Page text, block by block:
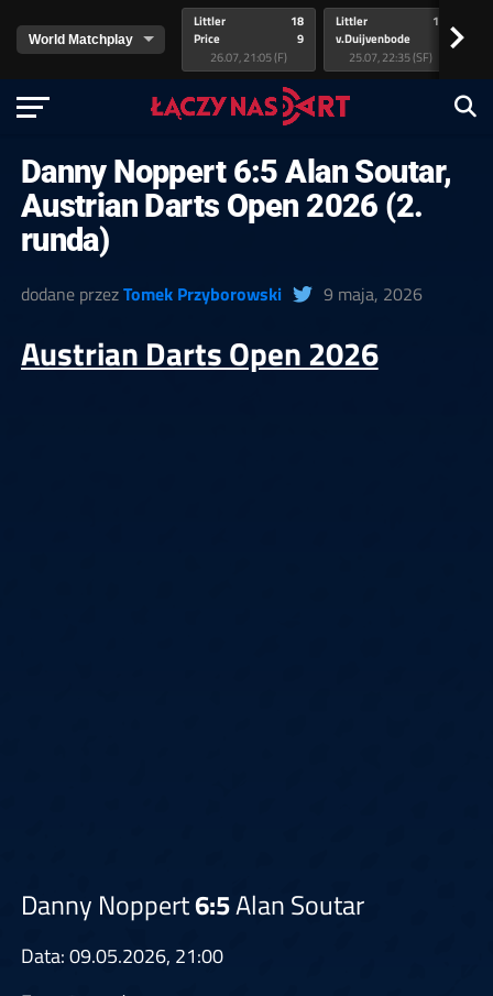
Littler
Price
18
9
26.07, 21:05 (F)
Littler
v.Duijvenbode
17
25.07, 22:35 (SF)
>
Danny Noppert 6:5 Alan Soutar,
Austrian Darts Open 2026 (2.
runda)
dodane przezTomek Przyborowski 9 maja, 2026
Austrian Darts Open 2026
Danny Noppert6:5Alan Soutar
Data: 09.05.2026, 21:00